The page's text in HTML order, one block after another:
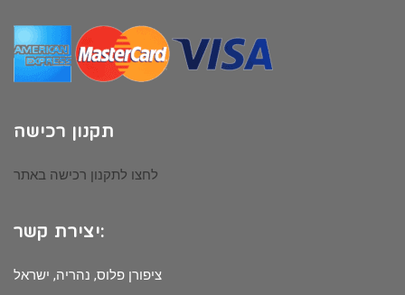
תקנון רכישה
לחצו לתקנון רכישה באתר
יצירת קשר:
ציפורן פלוס, נהריה, ישראל